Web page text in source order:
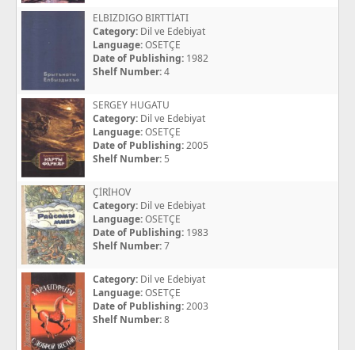
ELBIZDIGO BIRTTİATI
Category: Dil ve Edebiyat
Language:OSETÇE
Date of Publishing: 1982
Shelf Number:4
SERGEY HUGATU
Category: Dil ve Edebiyat
Language:OSETÇE
Date of Publishing:2005
Shelf Number: 5
ÇİRİHOV
Category: Dil ve Edebiyat
Language:OSETÇE
Date of Publishing: 1983
Shelf Number:7
Category: Dil ve Edebiyat
Language:OSETÇE
Date of Publishing:2003
Shelf Number:8